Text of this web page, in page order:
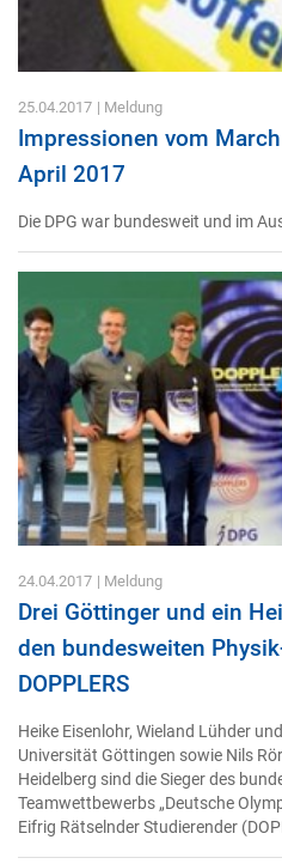
25.04.2017 | Meldung
Impressionen vom
April 2017
Die DPG war bundesweit und im
24.04.2017 | Meldung
Drei Göttinger und ein
den bundesweiten
DOPPLERS
Heike Eisenlohr, Wieland Lühder
Universität Göttingen sowie Nils
Heidelberg sind die Sieger des
Teamwettbewerbs „Deutsche
Eifrig Rätselnder Studierender